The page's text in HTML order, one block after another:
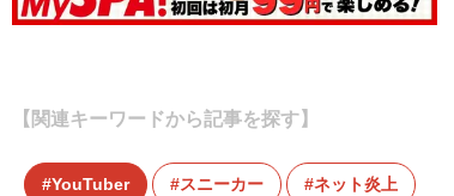
【関連キーワードから記事を探す】
YouTuber スニーカー ネット炎上